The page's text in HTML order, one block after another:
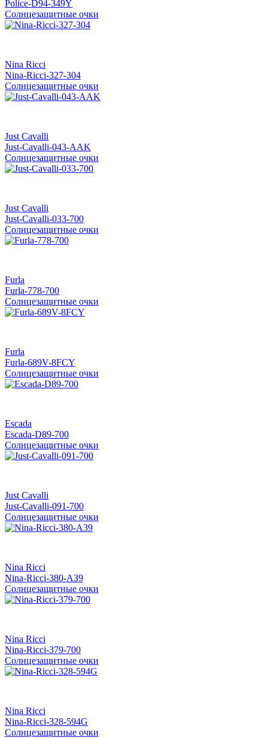
Police-D94-349Y
Солнцезащитные очки
Nina Ricci
Nina-Ricci-327-304
Солнцезащитные очки
Just Cavalli
Just-Cavalli-043-AAK
Солнцезащитные очки
Just Cavalli
Just-Cavalli-033-700
Солнцезащитные очки
Furla
Furla-778-700
Солнцезащитные очки
Furla
Furla-689V-8FCY
Солнцезащитные очки
Escada
Escada-D89-700
Солнцезащитные очки
Just Cavalli
Just-Cavalli-091-700
Солнцезащитные очки
Nina Ricci
Nina-Ricci-380-A39
Солнцезащитные очки
Nina Ricci
Nina-Ricci-379-700
Солнцезащитные очки
Nina Ricci
Nina-Ricci-328-594G
Солнцезащитные очки